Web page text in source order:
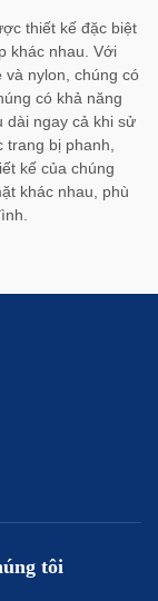
thiết kế đặc biệt
khác nhau. Với
và nylon, chúng có
có khả năng
dài ngay cả khi sử
bị phanh,
kế của chúng
khác nhau, phù
tôi